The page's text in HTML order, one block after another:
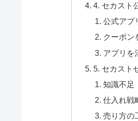
4. セカスト
公式アプ
クーポン
アプリを
5. セカスト
知識不足
仕入れ戦
売り方の